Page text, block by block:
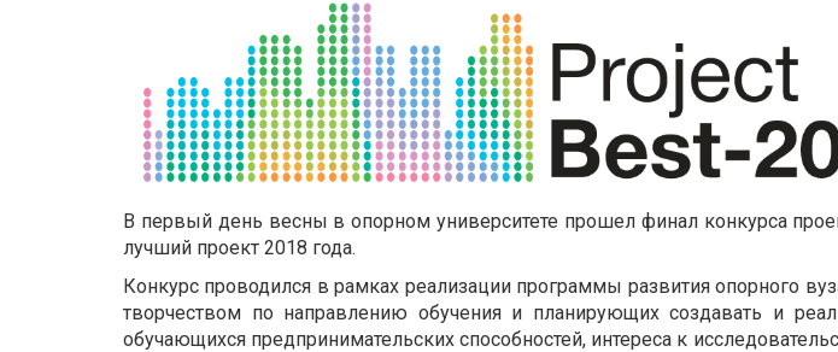
В первый день весны в опорном университете прошел финал конкурса
лучший проект 2018 года.
Конкурс проводился в рамках реализации программы развития опорного
творчеством по направлению обучения и планирующих создавать и
обучающихся предпринимательских способностей, интереса к